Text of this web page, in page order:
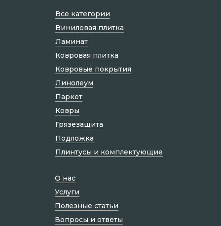
О нас
Услуги
Полезные статьи
Вопросы и ответы
Все категории
Виниловая плитка
Ламинат
Ковровая плитка
Ковровые покрытия
Линолеум
Паркет
Ковры
Грязезащита
Подложка
Плинтусы и комплектующие